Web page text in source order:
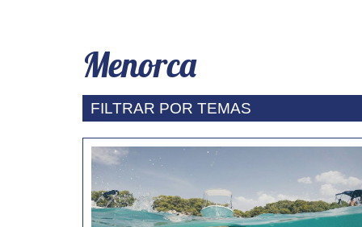
Tarifas
Chalets
Camping
lovers
Menorca
FILTRAR POR TEMAS
Noticias Menorca Covid-19